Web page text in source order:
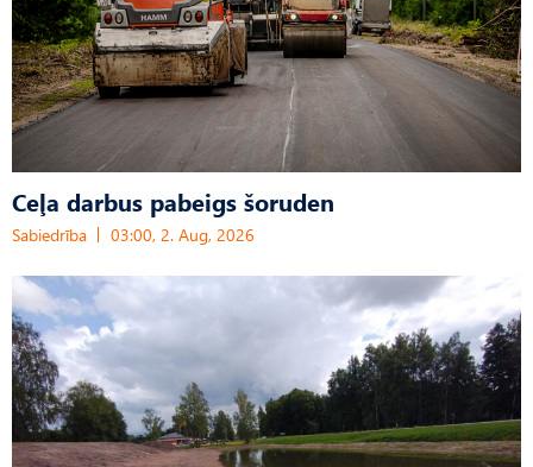
Ceļa darbus pabeigs šoruden
Sabiedrība 03:00, 2. Aug, 2026